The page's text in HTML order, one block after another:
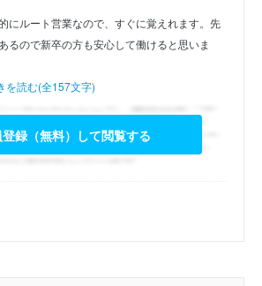
にルート営業なので、すぐに覚えれます。先
るので新卒の方も安心して働けると思いま
を読む(全157文字)
録（無料）して閲覧する